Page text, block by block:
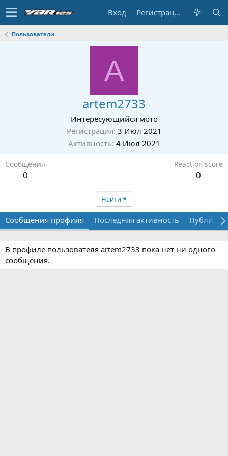
Вход Регистрация
Пользователи
A
artem2733
Интересующийся мото
Регистрация 3 Июл 2021
Активность 4 Июл 2021
Сообщения
0
Reaction score
0
Найти
Сообщения профиля Последняя активность
В профиле пользователя artem2733 пока нет ни одного
сообщения.